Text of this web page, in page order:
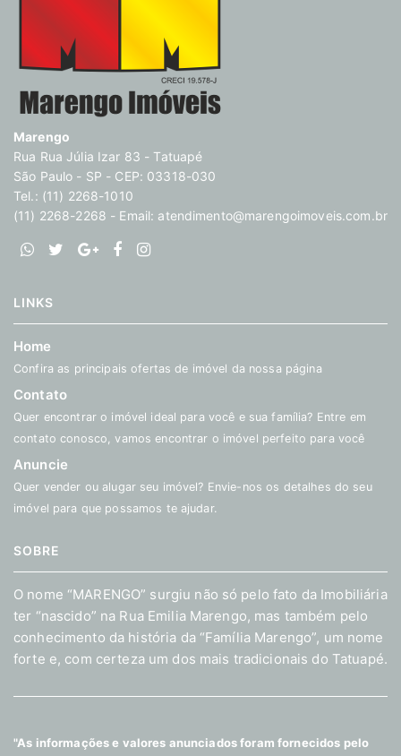
Marengo
Rua Rua Júlia Izar 83 - Tatuapé
São Paulo - SP - CEP: 03318-030
Tel.: (11) 2268-1010
(11) 2268-2268 - Email: atendimento@marengoimoveis.com.br
LINKS
Home
Confira as principais ofertas de imóvel da nossa página
Contato
Quer encontrar o imóvel ideal para você e sua família? Entre em
contato conosco, vamos encontrar o imóvel perfeito para você
Anuncie
Quer vender ou alugar seu imóvel? Envie-nos os detalhes do seu
imóvel para que possamos te ajudar.
SOBRE
O nome “MARENGO” surgiu não só pelo fato da Imobiliária
ter “nascido” na Rua Emilia Marengo, mas também pelo
conhecimento da história da “Família Marengo”, um nome
forte e, com certeza um dos mais tradicionais do Tatuapé.
"As informações e valores anunciados foram fornecidos pelo